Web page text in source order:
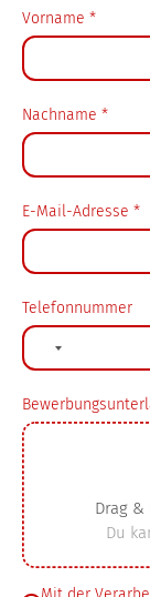
Vorname *
Nachname *
E-Mail-Adresse *
Telefonnummer
Mail-
Adresse
hochladen
Ich
Drag &
Du